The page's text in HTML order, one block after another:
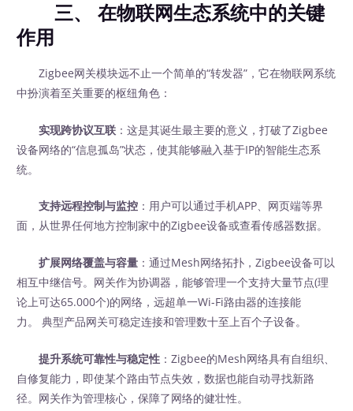
三、 在物联网生态系统中的关键
作用
Zigbee网关模块远不止一个简单的“转发器”，它在物联网系统
中扮演着至关重要的枢纽角色：
实现跨协议互联 ：这是其诞生最主要的意义，打破了Zigbee
设备网络的“信息孤岛”状态，使其能够融入基于IP的智能生态系
统。
支持远程控制与监控 ：用户可以通过手机APP、网页端等界
面，从世界任何地方控制家中的Zigbee设备或查看传感器数据。
扩展网络覆盖与容量 ：通过Mesh网络拓扑，Zigbee设备可以
相互中继信号。网关作为协调器，能够管理一个支持大量节点(理
论上可达65.000个)的网络，远超单一Wi-Fi路由器的连接能
力。 典型产品网关可稳定连接和管理数十至上百个子设备。
提升系统可靠性与稳定性 ：Zigbee的Mesh网络具有自组织、
自修复能力，即使某个路由节点失效，数据也能自动寻找新路
径。网关作为管理核心，保障了网络的健壮性。